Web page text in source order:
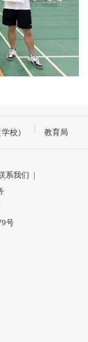
校） 教育局
系我们 |
号